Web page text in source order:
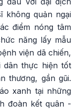
không quản ngại
điểm nóng tâm
năng lấy mẫu
viện dã chiến,
dân thực hiện tốt
thương, gần gũi.
xanh tại những
đoàn kết quân -